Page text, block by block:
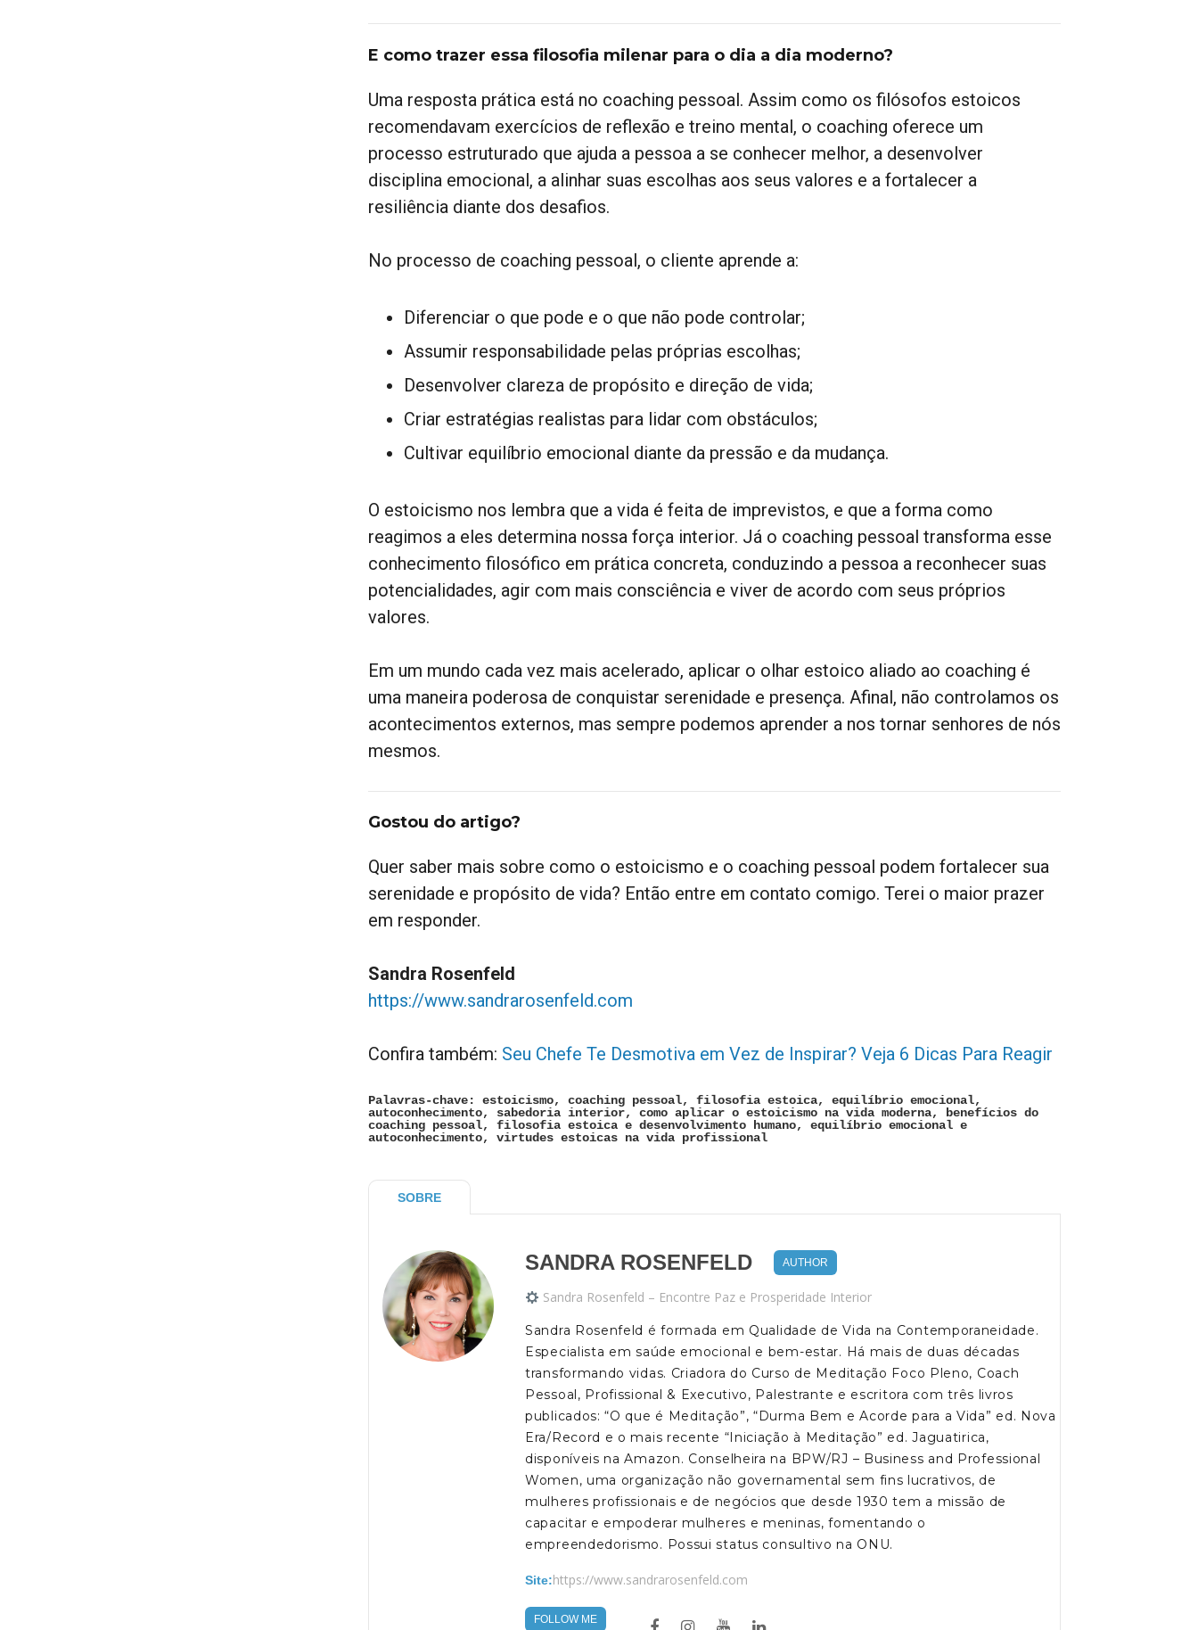
E como trazer essa filosofia milenar para o dia a dia moderno?
Uma resposta prática está no coaching pessoal. Assim como os filósofos estoicos
recomendavam exercícios de reflexão e treino mental, o coaching oferece um
processo estruturado que ajuda a pessoa a se conhecer melhor, a desenvolver
disciplina emocional, a alinhar suas escolhas aos seus valores e a fortalecer a
resiliência diante dos desafios.
No processo de coaching pessoal, o cliente aprende a:
Diferenciar o que pode e o que não pode controlar;
Assumir responsabilidade pelas próprias escolhas;
Desenvolver clareza de propósito e direção de vida;
Criar estratégias realistas para lidar com obstáculos;
Cultivar equilíbrio emocional diante da pressão e da mudança.
O estoicismo nos lembra que a vida é feita de imprevistos, e que a forma como
reagimos a eles determina nossa força interior. Já o coaching pessoal transforma esse
conhecimento filosófico em prática concreta, conduzindo a pessoa a reconhecer suas
potencialidades, agir com mais consciência e viver de acordo com seus próprios
valores.
Em um mundo cada vez mais acelerado, aplicar o olhar estoico aliado ao coaching é
uma maneira poderosa de conquistar serenidade e presença. Afinal, não controlamos os
acontecimentos externos, mas sempre podemos aprender a nos tornar senhores de nós
mesmos.
Gostou do artigo?
Quer saber mais sobre como o estoicismo e o coaching pessoal podem fortalecer sua
serenidade e propósito de vida? Então entre em contato comigo. Terei o maior prazer
em responder.
Sandra Rosenfeld
https://www.sandrarosenfeld.com
Confira também: Seu Chefe Te Desmotiva em Vez de Inspirar? Veja 6 Dicas Para Reagir
Palavras-chave: estoicismo, coaching pessoal, filosofia estoica, equilíbrio emocional,
autoconhecimento, sabedoria interior, como aplicar o estoicismo na vida moderna, benefícios do
coaching pessoal, filosofia estoica e desenvolvimento humano, equilíbrio emocional e
autoconhecimento, virtudes estoicas na vida profissional
SOBRE
SANDRA ROSENFELD AUTHOR
Sandra Rosenfeld – Encontre Paz e Prosperidade Interior
Sandra Rosenfeld é formada em Qualidade de Vida na Contemporaneidade.
Especialista em saúde emocional e bem-estar. Há mais de duas décadas
transformando vidas. Criadora do Curso de Meditação Foco Pleno, Coach
Pessoal, Profissional & Executivo, Palestrante e escritora com três livros
publicados: “O que é Meditação”, “Durma Bem e Acorde para a Vida” ed. Nova
Era/Record e o mais recente “Iniciação à Meditação” ed. Jaguatirica,
disponíveis na Amazon. Conselheira na BPW/RJ – Business and Professional
Women, uma organização não governamental sem fins lucrativos, de
mulheres profissionais e de negócios que desde 1930 tem a missão de
capacitar e empoderar mulheres e meninas, fomentando o
empreendedorismo. Possui status consultivo na ONU.
Site:https://www.sandrarosenfeld.com
FOLLOW ME